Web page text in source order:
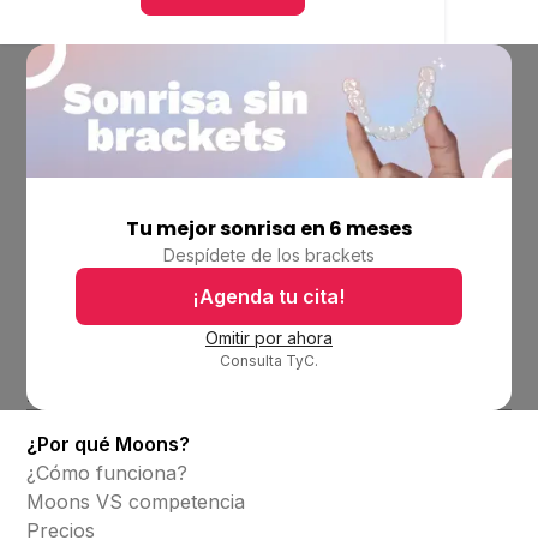
Tu mejor sonrisa en 6 meses
Despídete de los brackets
¡Agenda tu cita!
Omitir por ahora
Consulta TyC.
Alineadores invisibles
¿Por qué Moons?
¿Cómo funciona?
Moons VS competencia
Precios